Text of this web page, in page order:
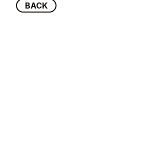
BACK